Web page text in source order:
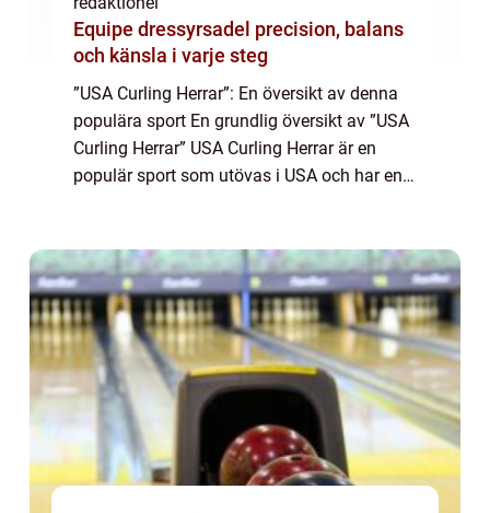
Equipe dressyrsadel precision, balans
och känsla i varje steg
”USA Curling Herrar”: En översikt av denna
populära sport En grundlig översikt av ”USA
Curling Herrar” USA Curling Herrar är en
populär sport som utövas i USA och har en